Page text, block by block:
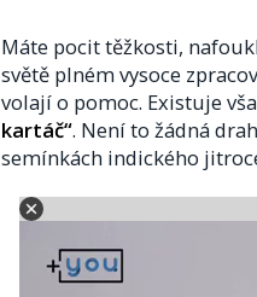
Máte pocit těžkosti,
světě plném vysoce
volají o pomoc. Existuje
kartáč“. Není to žádná
semínkách indického